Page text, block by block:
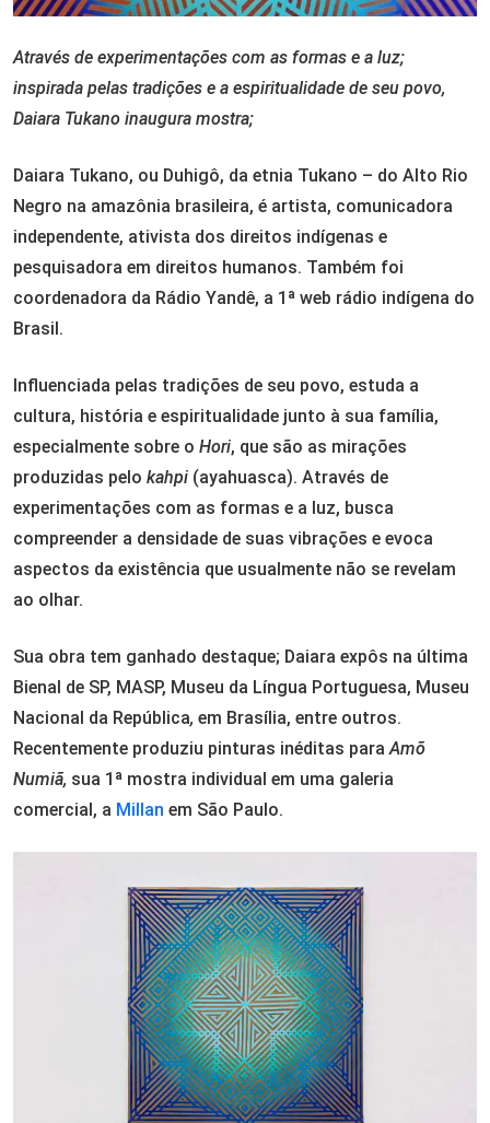
Através de experimentações com as formas e a luz;
inspirada pelas tradições e a espiritualidade de seu povo,
Daiara Tukano inaugura mostra;
Daiara Tukano, ou Duhigô, da etnia Tukano – do Alto Rio
Negro na amazônia brasileira, é artista, comunicadora
independente, ativista dos direitos indígenas e
pesquisadora em direitos humanos. Também foi
coordenadora da Rádio Yandê, a 1ª web rádio indígena do
Brasil.
Influenciada pelas tradições de seu povo, estuda a
cultura, história e espiritualidade junto à sua família,
especialmente sobre o Hori, que são as mirações
produzidas pelo kahpi (ayahuasca). Através de
experimentações com as formas e a luz, busca
compreender a densidade de suas vibrações e evoca
aspectos da existência que usualmente não se revelam
ao olhar.
Sua obra tem ganhado destaque; Daiara expôs na última
Bienal de SP, MASP, Museu da Língua Portuguesa, Museu
Nacional da República, em Brasília, entre outros.
Recentemente produziu pinturas inéditas paraAmõ
Numiã, sua 1ª mostra individual em uma galeria
comercial, a Millan em São Paulo.